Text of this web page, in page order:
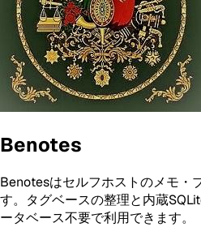
Benotes
Benotesはセルフホストのメモ・
す。タグベースの整理と内蔵
ータベース不要で利用できます。